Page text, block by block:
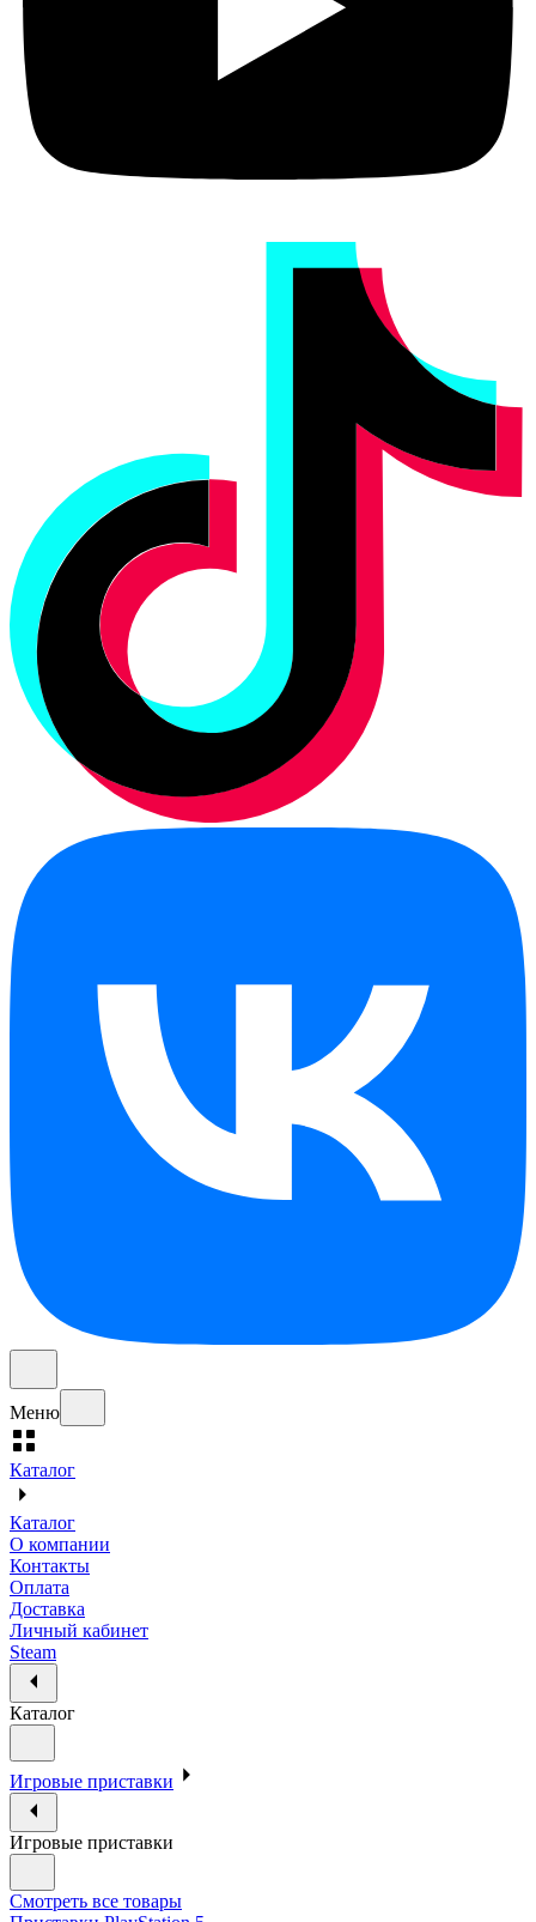
Меню
Каталог
Каталог
О компании
Контакты
Оплата
Доставка
Личный кабинет
Steam
Каталог
Игровые приставки
Игровые приставки
Смотреть все товары